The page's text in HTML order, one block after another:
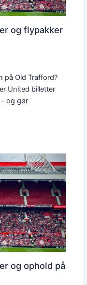
og flypakker
på Old Trafford?
United billetter
og gør
og ophold på